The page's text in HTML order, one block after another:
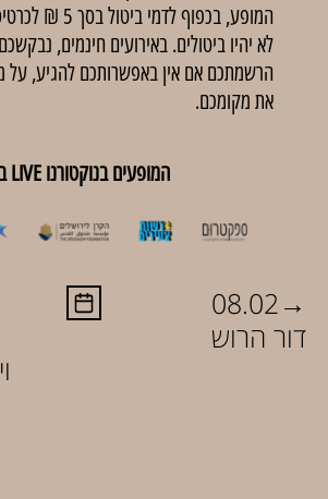
המופע, בכפוף
לא יהיו ביטולים. באירועים חינמים,
הרשמתכם אם אין באפשרותכם להגיע, על
את מקומכם.
המופעים בנוקטורנו LIVE בחסות:
08.02→
דור הרוש